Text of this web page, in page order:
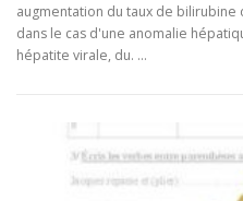
augmentation du taux de
dans le cas d'une anomalie
hépatite virale, du. …